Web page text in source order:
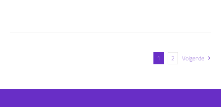
1 2 Volgende